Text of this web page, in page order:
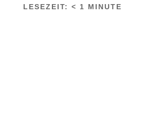
LESEZEIT: < 1 MINUTE